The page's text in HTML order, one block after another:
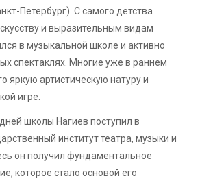
Петербург). С самого детства
и выразительным видам
в музыкальной школе и активно
спектаклях. Многие уже в раннем
яркую артистическую натуру и
игре.
школы Нагиев поступил в
институт театра, музыки и
он получил фундаментальное
которое стало основой его